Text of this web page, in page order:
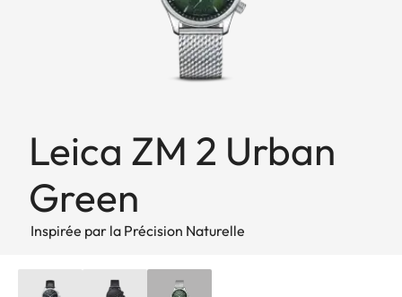
Leica ZM 2 Urban
Green
Inspirée par la Précision Naturelle